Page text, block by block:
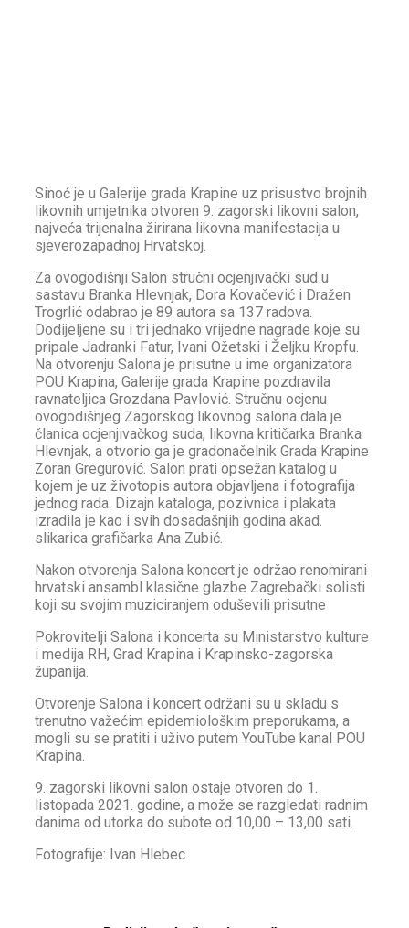
Sinoć je u Galerije grada Krapine uz prisustvo brojnih
likovnih umjetnika otvoren 9. zagorski likovni salon,
najveća trijenalna žirirana likovna manifestacija u
sjeverozapadnoj Hrvatskoj.
Za ovogodišnji Salon stručni ocjenjivački sud u
sastavu Branka Hlevnjak, Dora Kovačević i Dražen
Trogrlić odabrao je 89 autora sa 137 radova.
Dodijeljene su i tri jednako vrijedne nagrade koje su
pripale Jadranki Fatur, Ivani Ožetski i Željku Kropfu.
Na otvorenju Salona je prisutne u ime organizatora
POU Krapina, Galerije grada Krapine pozdravila
ravnateljica Grozdana Pavlović. Stručnu ocjenu
ovogodišnjeg Zagorskog likovnog salona dala je
članica ocjenjivačkog suda, likovna kritičarka Branka
Hlevnjak, a otvorio ga je gradonačelnik Grada Krapine
Zoran Gregurović. Salon prati opsežan katalog u
kojem je uz životopis autora objavljena i fotografija
jednog rada. Dizajn kataloga, pozivnica i plakata
izradila je kao i svih dosadašnjih godina akad.
slikarica grafičarka Ana Zubić.
Nakon otvorenja Salona koncert je održao renomirani
hrvatski ansambl klasične glazbe Zagrebački solisti
koji su svojim muziciranjem oduševili prisutne
Pokrovitelji Salona i koncerta su Ministarstvo kulture
i medija RH, Grad Krapina i Krapinsko-zagorska
županija.
Otvorenje Salona i koncert održani su u skladu s
trenutno važećim epidemiološkim preporukama, a
mogli su se pratiti i uživo putem YouTube kanal POU
Krapina.
9. zagorski likovni salon ostaje otvoren do 1.
listopada 2021. godine, a može se razgledati radnim
danima od utorka do subote od 10,00 – 13,00 sati.
Fotografije: Ivan Hlebec